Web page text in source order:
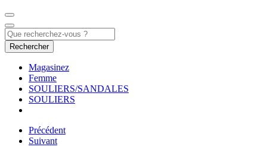
Rechercher
Magasinez
Femme
SOULIERS/SANDALES
SOULIERS
Précédent
Suivant